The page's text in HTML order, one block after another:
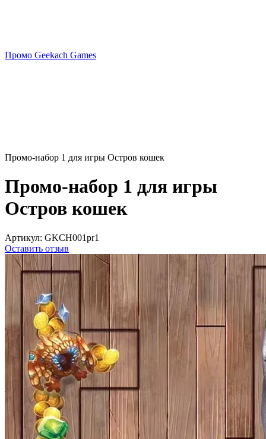
Промо Geekach Games
Промо-набор 1 для игры Остров кошек
Промо-набор 1 для игры
Остров кошек
Артикул: GKCH001pr1
Оставить отзыв